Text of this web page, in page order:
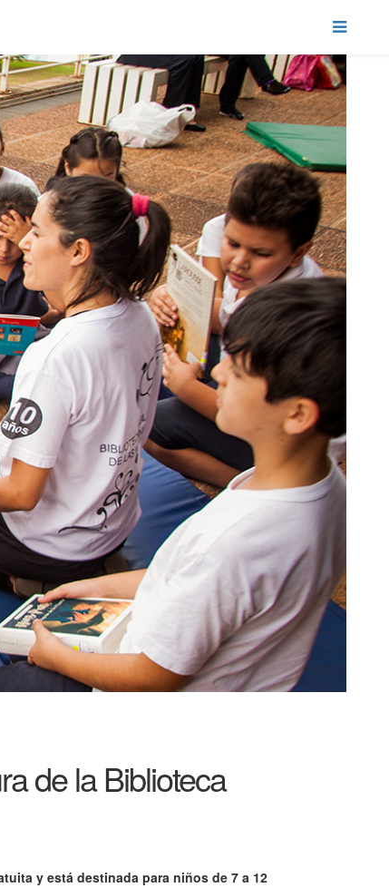
de la Biblioteca
y está destinada para niños de 7 a 12